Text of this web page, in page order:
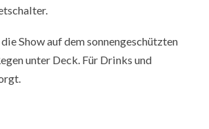
Show auf dem sonnengeschützten
unter Deck. Für Drinks und